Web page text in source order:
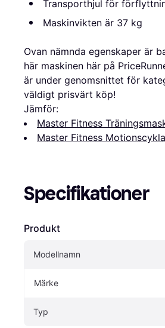
Transporthjul för
Maskinvikten är 37 kg
Ovan nämnda egenskaper är
här maskinen här på
är under genomsnittet för
väldigt prisvärt köp!
Jämför:
Master Fitness
Master Fitness
Specifikationer
Produkt
Modellnamn
Märke
Typ